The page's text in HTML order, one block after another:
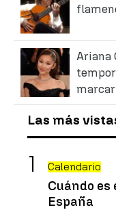
Ariana
Las más
Calendario
Cuándo
España